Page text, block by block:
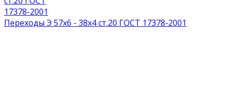
Переходы Э 57х6 - 38х4 ст.20 ГОСТ 17378-2001